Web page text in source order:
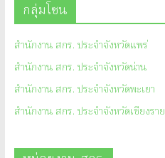
กลุ่มโซน
สำนักงาน สกร. ประจำจังหวัดแพร่
สำนักงาน สกร. ประจำจังหวัดน่าน
สำนักงาน สกร. ประจำจังหวัดพะเยา
สำนักงาน สกร. ประจำจังหวัดเชียงราย